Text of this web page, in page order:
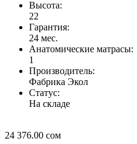
Высота:
22
Гарантия:
24 мес.
Анатомические матрасы:
1
Производитель:
Фабрика Экол
Статус:
На складе
24 376.00 сом